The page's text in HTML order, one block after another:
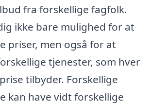
fra forskellige fagfolk.
ikke bare mulighed for at
priser, men også for at
tjenester, som hver
tilbyder. Forskellige
kan have vidt forskellige